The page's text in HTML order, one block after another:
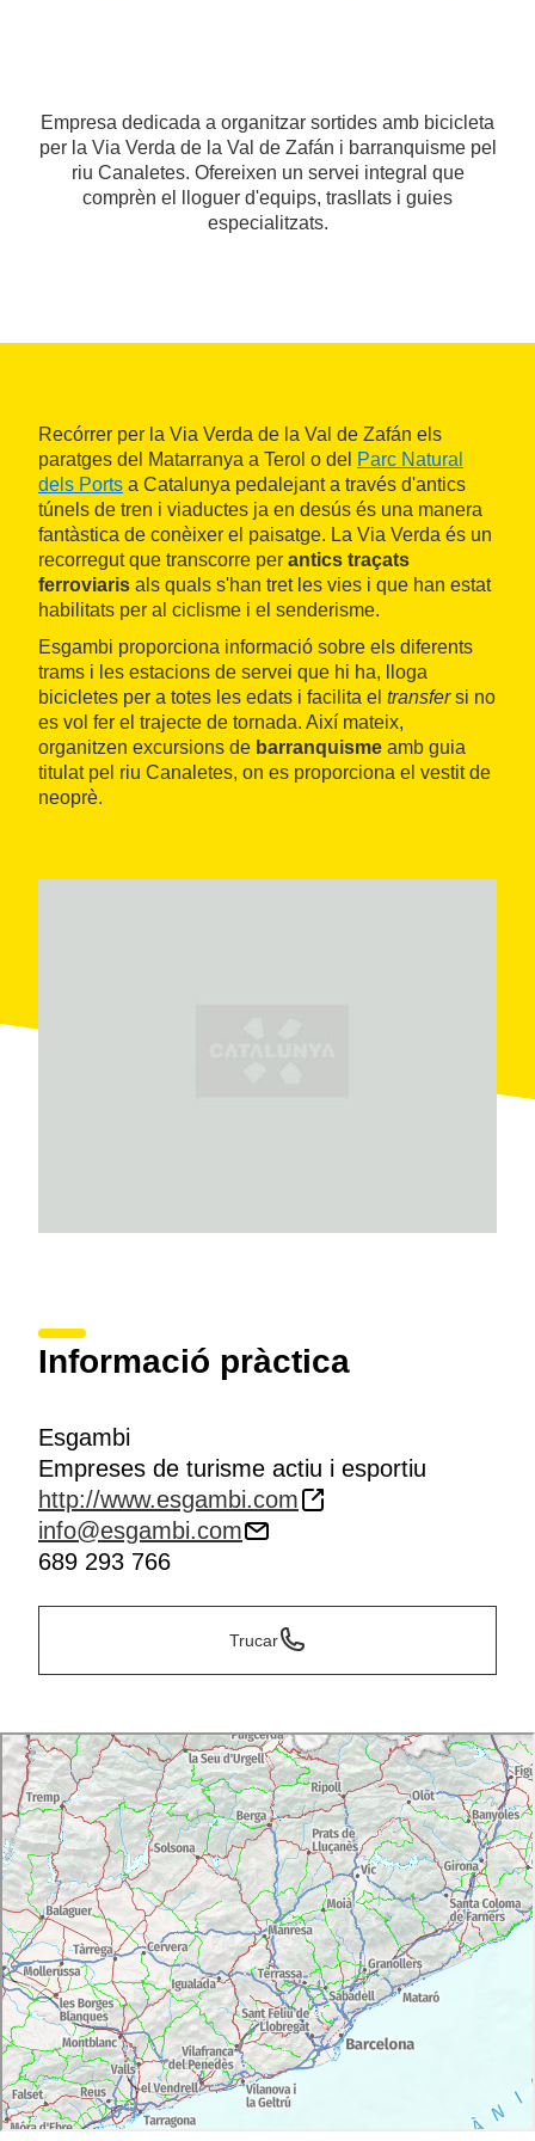
Empresa dedicada a organitzar sortides amb bicicleta
per la Via Verda de la Val de Zafán i barranquisme pel
riu Canaletes. Ofereixen un servei integral que
comprèn el lloguer d'equips, trasllats i guies
especialitzats.
Recórrer per la Via Verda de la Val de Zafán els
paratges del Matarranya a Terol o del Parc Natural
dels Ports a Catalunya pedalejant a través d'antics
túnels de tren i viaductes ja en desús és una manera
fantàstica de conèixer el paisatge. La Via Verda és un
recorregut que transcorre per antics traçats
ferroviaris als quals s'han tret les vies i que han estat
habilitats per al ciclisme i el senderisme.
Esgambi proporciona informació sobre els diferents
trams i les estacions de servei que hi ha, lloga
bicicletes per a totes les edats i facilita el transfersi no
es vol fer el trajecte de tornada. Així mateix,
organitzen excursions de barranquisme amb guia
titulat pel riu Canaletes, on es proporciona el vestit de
neoprè.
Informació pràctica
Esgambi
Empreses de turisme actiu i esportiu
http://www.esgambi.com
info@esgambi.com
689 293 766
Trucar